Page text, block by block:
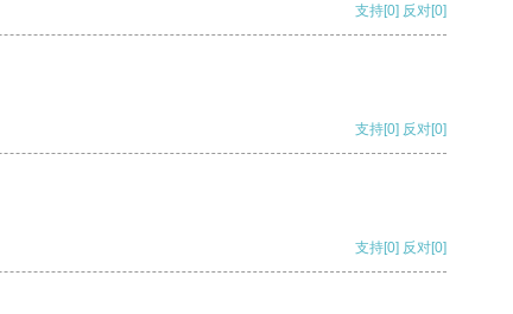
支持[0] 反对[0]
支持[0] 反对[0]
支持[0] 反对[0]